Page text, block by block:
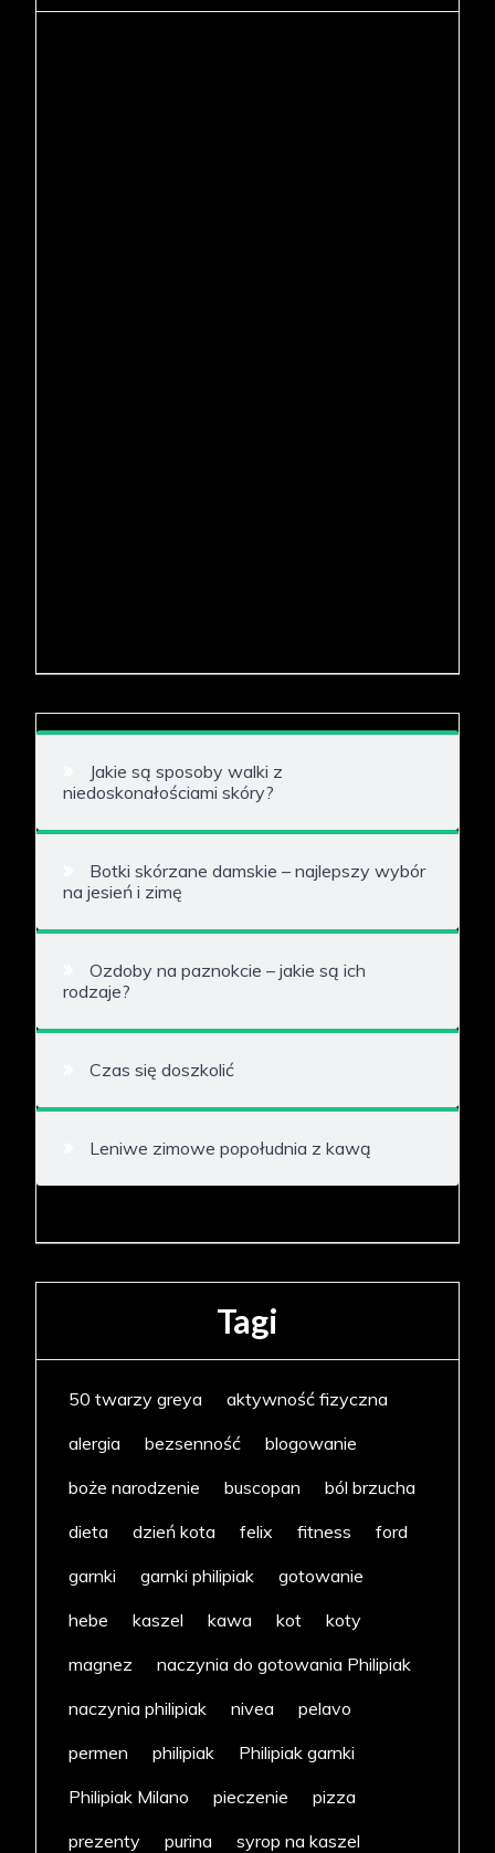
Jakie są sposoby walki z
niedoskonałościami skóry?
Botki skórzane damskie – najlepszy wybór
na jesień i zimę
Ozdoby na paznokcie – jakie są ich
rodzaje?
Czas się doszkolić
Leniwe zimowe popołudnia z kawą
Tagi
50 twarzy greya
aktywność fizyczna
alergia
bezsenność
blogowanie
boże narodzenie
buscopan
ból brzucha
dieta
dzień kota felix fitness
ford
garnki
garnki philipiak
gotowanie
hebe
kaszel kawa kot
koty
magnez
naczynia do gotowania Philipiak
naczynia philipiak
nivea
pelavo
permen
philipiak
Philipiak garnki
Philipiak Milano
pieczenie
pizza
prezenty
purina syrop na kaszel